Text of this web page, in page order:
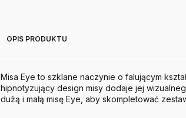
OPIS PRODUKTU
Misa Eye to szklane naczynie o falującym
hipnotyzujący design misy dodaje jej
dużą i małą misę Eye, aby skompletować